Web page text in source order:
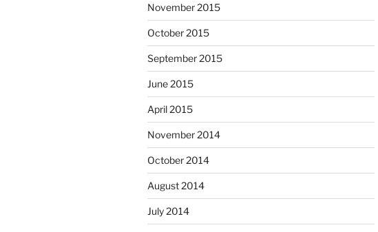
November 2015
October 2015
September 2015
June 2015
April 2015
November 2014
October 2014
August 2014
July 2014